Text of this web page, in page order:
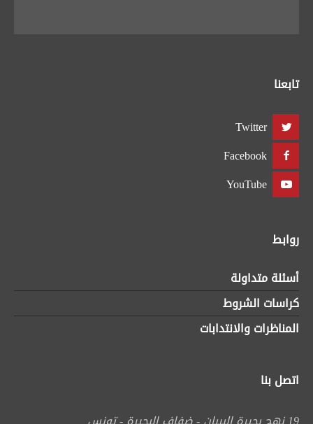
تابعنا
Twitter
Facebook
YouTube
روابط
أسئلة متداولة
كراسات الشروط
المناظرات والانتدابات
اتصل بنا